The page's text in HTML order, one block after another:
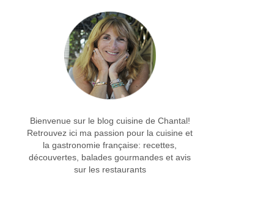
Bienvenue sur le blog cuisine de Chantal!
Retrouvez ici ma passion pour la cuisine et
la gastronomie française: recettes,
découvertes, balades gourmandes et avis
sur les restaurants